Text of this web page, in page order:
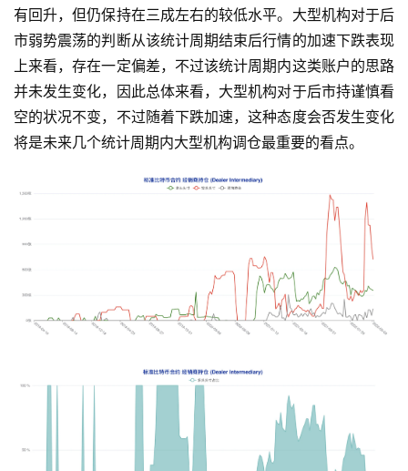
有回升，但仍保持在三成左右的较低水平。大型机构对于后
市弱势震荡的判断从该统计周期结束后行情的加速下跌表现
上来看，存在一定偏差，不过该统计周期内这类账户的思路
并未发生变化，因此总体来看，大型机构对于后市持谨慎看
空的状况不变，不过随着下跌加速，这种态度会否发生变化
将是未来几个统计周期内大型机构调仓最重要的看点。